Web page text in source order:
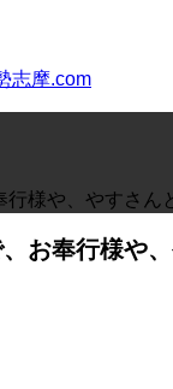
様や、やすさん
お奉行様や